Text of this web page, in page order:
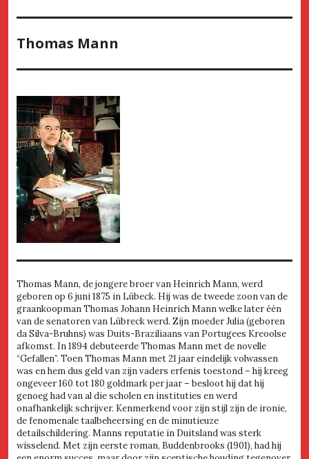
Thomas Mann
Thomas Mann, de jongere broer van Heinrich Mann, werd
geboren op 6 juni 1875 in Lübeck. Hij was de tweede zoon van de
graankoopman Thomas Johann Heinrich Mann welke later één
van de senatoren van Lübreck werd. Zijn moeder Julia (geboren
da Silva-Bruhns) was Duits-Braziliaans van Portugees Kreoolse
afkomst. In 1894 debuteerde Thomas Mann met de novelle
“Gefallen”. Toen Thomas Mann met 21 jaar eindelijk volwassen
was en hem dus geld van zijn vaders erfenis toestond – hij kreeg
ongeveer 160 tot 180 goldmark per jaar – besloot hij dat hij
genoeg had van al die scholen en instituties en werd
onafhankelijk schrijver. Kenmerkend voor zijn stijl zijn de ironie,
de fenomenale taalbeheersing en de minutieuze
detailschildering. Manns reputatie in Duitsland was sterk
wisselend. Met zijn eerste roman, Buddenbrooks (1901), had hij